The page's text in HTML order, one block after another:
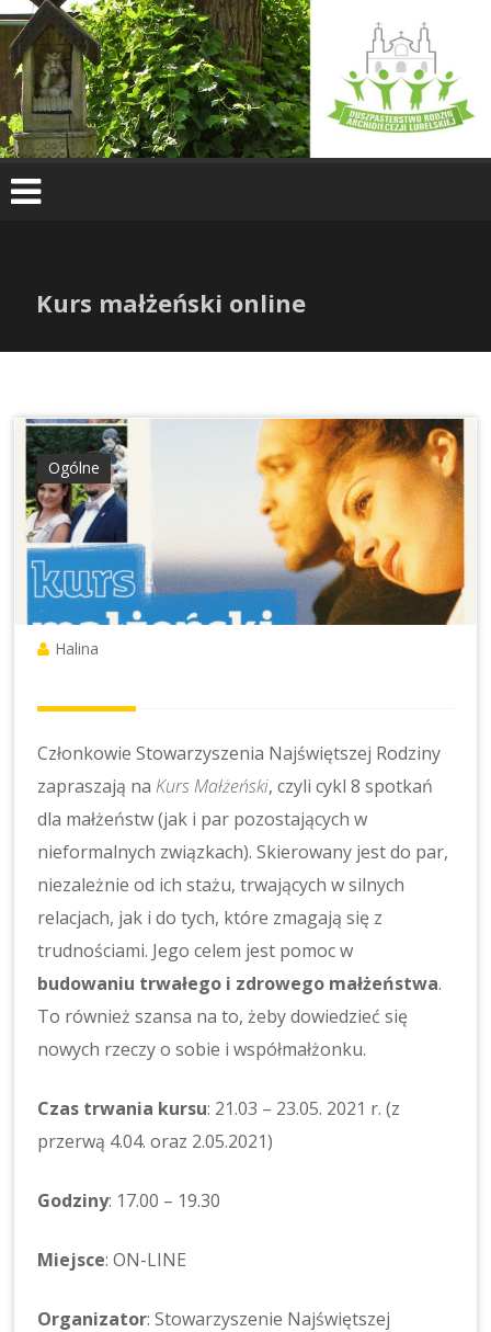
Skip
to
content
Kurs małżeński online
Ogólne
Halina
Członkowie Stowarzyszenia Najświętszej Rodziny
zapraszają na Kurs Małżeński, czyli cykl 8 spotkań
dla małżeństw (jak i par pozostających w
nieformalnych związkach). Skierowany jest do par,
niezależnie od ich stażu, trwających w silnych
relacjach, jak i do tych, które zmagają się z
trudnościami. Jego celem jest pomoc w
budowaniu trwałego i zdrowego małżeństwa.
To również szansa na to, żeby dowiedzieć się
nowych rzeczy o sobie i współmałżonku.
Czas trwania kursu: 21.03 – 23.05. 2021 r. (z
przerwą 4.04. oraz 2.05.2021)
Godziny: 17.00 – 19.30
Miejsce: ON-LINE
Organizator: Stowarzyszenie Najświętszej